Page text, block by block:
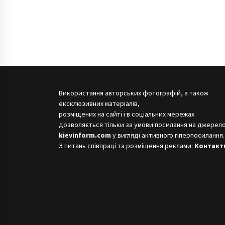
Використання авторських фотографій, а також
ексклюзивних матеріалів,
розміщених на сайті і в соціальних мережах
дозволяється тільки за умови посилання на
kievinform.com у вигляді активного гіперпосилання.
З питань співпраці та розміщення реклами: